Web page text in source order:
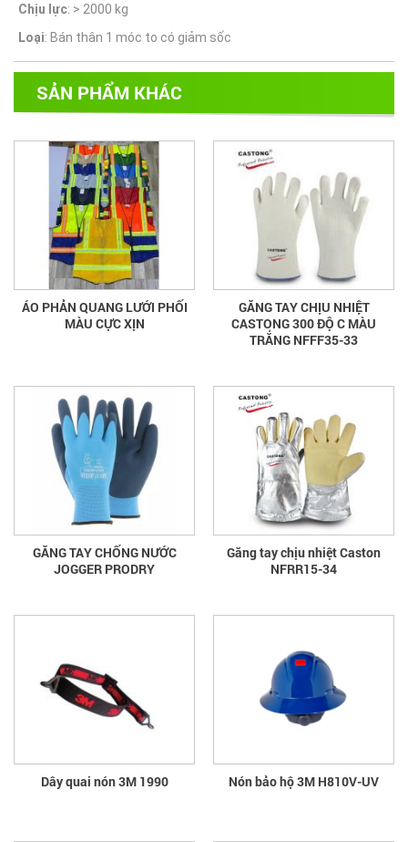
Chịu lực: > 2000 kg
Loại: Bán thân 1 móc to có giảm sốc
SẢN PHẨM KHÁC
ÁO PHẢN QUANG LƯỚI PHỐI
MÀU CỰC XỊN
GĂNG TAY CHỊU NHIỆT
CASTONG 300 ĐỘ C MÀU
TRẮNG NFFF35-33
GĂNG TAY CHỐNG NƯỚC
JOGGER PRODRY
Găng tay chịu nhiệt Caston
NFRR15-34
Dây quai nón 3M 1990 Nón bảo hộ 3M H810V-UV